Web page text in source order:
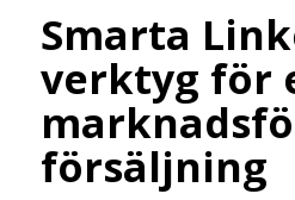
Smarta
verktyg för
försäljning